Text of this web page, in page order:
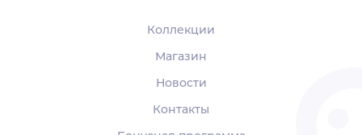
Коллекции
Магазин
Новости
Контакты